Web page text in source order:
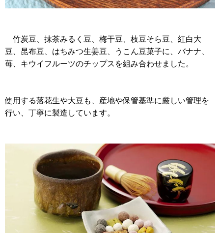
竹炭豆、抹茶みるく豆、梅干豆、枝豆そら豆、紅白大
豆、 昆布豆、はちみつ生姜豆、うこん豆菓子に、バナナ、
苺、キウイフルーツのチップスを組み合わせました。
使用する落花生や大豆も、産地や保管基準に厳しい管理を
行い、丁寧に製造しています。